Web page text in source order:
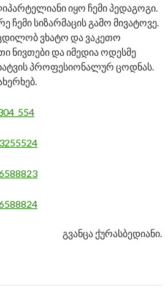
იყო ჩემი პედაგოგი.
ჩემი სიზარმაცის გამო მივატოვე.
ვხატო და ვაკეთო
ნივთები და იმედია ოდესმე
პროფესიონალურ ცოდნას.
გვანცა ქურასბედიანი.